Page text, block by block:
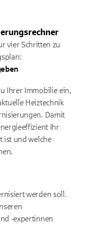
vier Schritten zu
Ihrer Immobilie ein,
Heiztechnik
Damit
Ihr
ist und welche
werden soll.
-expertinnen